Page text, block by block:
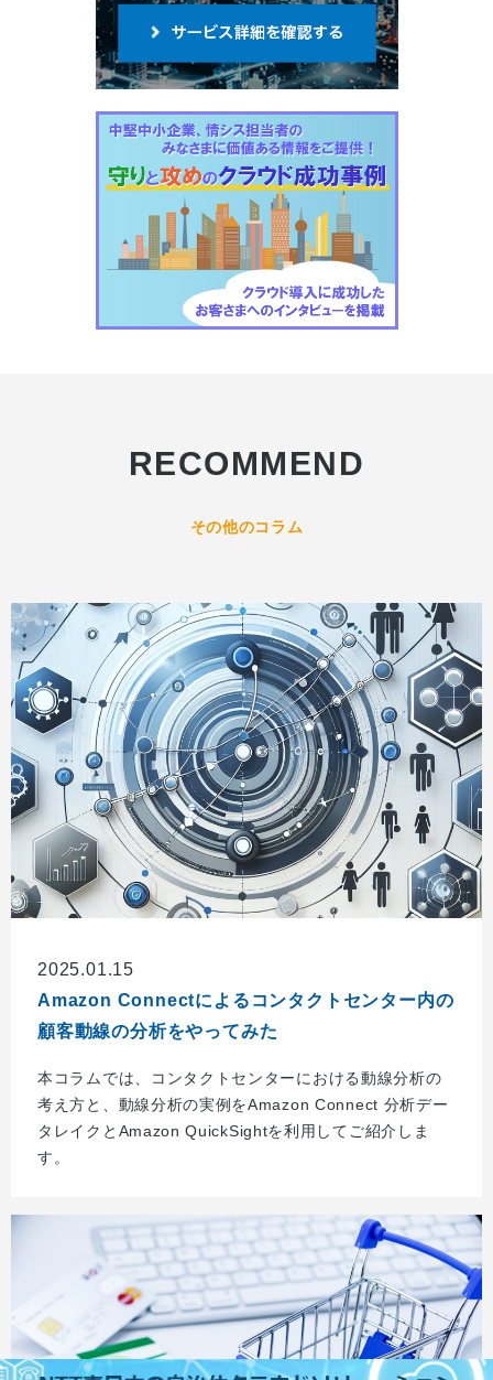
RECOMMEND
その他のコラム
2025.01.15
Amazon Connectによるコンタクトセンター内の
顧客動線の分析をやってみた
本コラムでは、コンタクトセンターにおける動線分析の
考え方と、動線分析の実例をAmazon Connect 分析デー
タレイクとAmazon QuickSightを利用してご紹介しま
す。